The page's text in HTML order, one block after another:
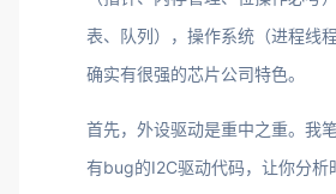
表、队列），操作系统（进程线
确实有很强的芯片公司特色。
首先，外设驱动是重中之重。我
有bug的I2C驱动代码，让你分析